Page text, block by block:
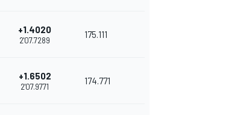
+1.4020
2'07.7289
175.111
+1.6502
2'07.9771
174.771